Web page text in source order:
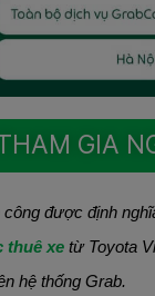
GIA
được định
thuê xe từ Toyota
hệ thống Grab.